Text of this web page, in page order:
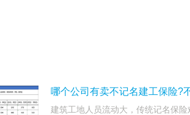
哪个公司有卖不记名建工保险?
建筑工地人员流动大，传统记名保